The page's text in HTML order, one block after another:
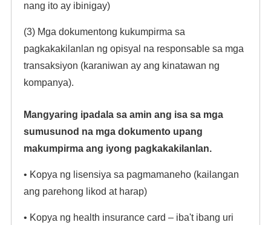
nang ito ay ibinigay)
(3) Mga dokumentong kukumpirma sa
pagkakakilanlan ng opisyal na responsable sa mga
transaksiyon (karaniwan ay ang kinatawan ng
kompanya).
Mangyaring ipadala sa amin ang isa sa mga
sumusunod na mga dokumento upang
makumpirma ang iyong pagkakakilanlan.
• Kopya ng lisensiya sa pagmamaneho (kailangan
ang parehong likod at harap)
• Kopya ng health insurance card – iba't ibang uri